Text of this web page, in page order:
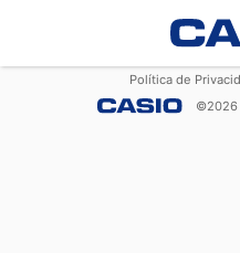
Política de
©2026